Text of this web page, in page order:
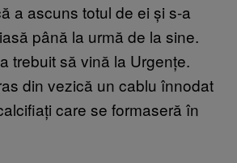
a ascuns totul de ei și s-a
până la urmă de la sine.
trebuit să vină la Urgențe.
din vezică un cablu înnodat
care se formaseră în